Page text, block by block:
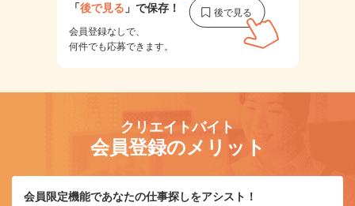
「後で見る 」で保存！
会員登録なしで、
何件でも応募できます。
クリエイトバイト
会員登録のメリット
会員限定機能であなたの仕事探しをアシスト！